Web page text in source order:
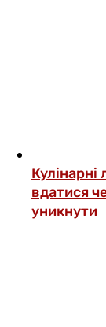
вдатися
уникнути